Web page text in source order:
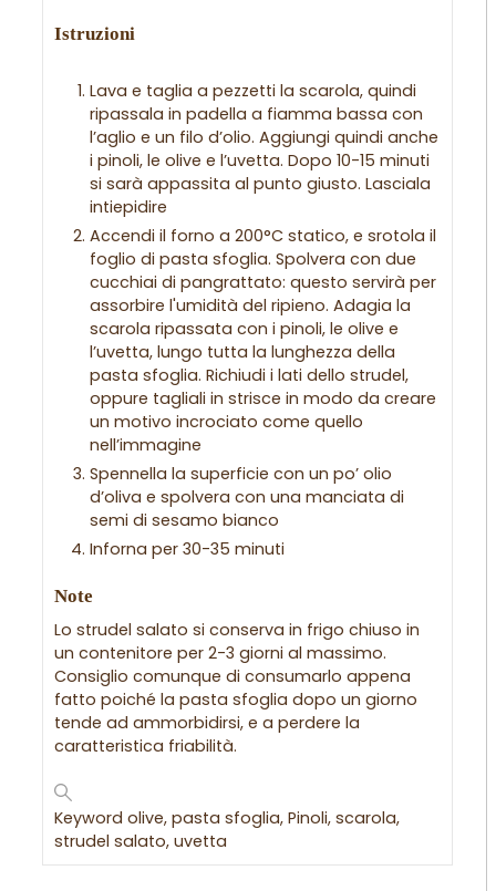
Istruzioni
Lava e taglia a pezzetti la scarola, quindi
ripassala in padella a fiamma bassa con
l’aglio e un filo d’olio. Aggiungi quindi anche
i pinoli, le olive e l’uvetta. Dopo 10-15 minuti
si sarà appassita al punto giusto. Lasciala
intiepidire
Accendi il forno a 200°C statico, e srotola il
foglio di pasta sfoglia. Spolvera con due
cucchiai di pangrattato: questo servirà per
assorbire l'umidità del ripieno. Adagia la
scarola ripassata con i pinoli, le olive e
l’uvetta, lungo tutta la lunghezza della
pasta sfoglia. Richiudi i lati dello strudel,
oppure tagliali in strisce in modo da creare
un motivo incrociato come quello
nell’immagine
Spennella la superficie con un po’ olio
d’oliva e spolvera con una manciata di
semi di sesamo bianco
Inforna per 30-35 minuti
Note
Lo strudel salato si conserva in frigo chiuso in
un contenitore per 2-3 giorni al massimo.
Consiglio comunque di consumarlo appena
fatto poiché la pasta sfoglia dopo un giorno
tende ad ammorbidirsi, e a perdere la
caratteristica friabilità.
Keywordolive, pasta sfoglia, Pinoli, scarola,
strudel salato, uvetta